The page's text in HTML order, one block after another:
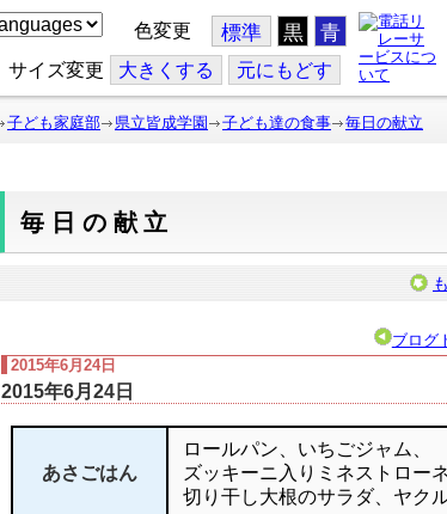
色変更 標準 黒 青
サイズ変更 大きくする 元にもどす
子ども家庭部 県立皆成学園 子ども達の食事 毎日の献立
毎日の献立
ブログ
2015年6月24日
2015年6月24日
あさごはん
ロールパン、いちごジャム、
ズッキーニ入りミネストロー
切り干し大根のサラダ、ヤク